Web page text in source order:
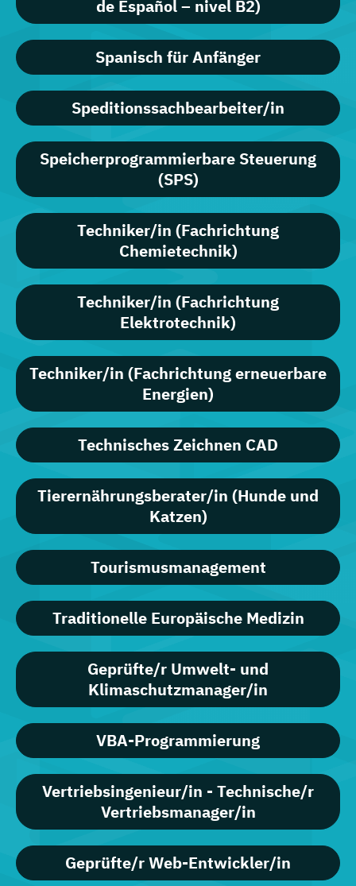
de Español – nivel B2)
Spanisch für Anfänger
Speditionssachbearbeiter/in
Speicherprogrammierbare Steuerung
(SPS)
Techniker/in (Fachrichtung
Chemietechnik)
Techniker/in (Fachrichtung
Elektrotechnik)
Techniker/in (Fachrichtung erneuerbare
Energien)
Technisches Zeichnen CAD
Tierernährungsberater/in (Hunde und
Katzen)
Tourismusmanagement
Traditionelle Europäische Medizin
Geprüfte/r Umwelt- und
Klimaschutzmanager/in
VBA-Programmierung
Vertriebsingenieur/in - Technische/r
Vertriebsmanager/in
Geprüfte/r Web-Entwickler/in